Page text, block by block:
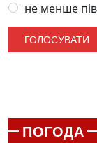
не менше
ПОГОДА